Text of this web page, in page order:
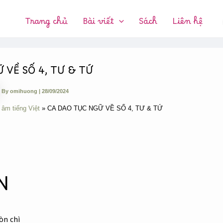
Trang chủ Bài viết Sách Liên hệ
VỀ SỐ 4, TƯ & TỨ
By omihuong | 28/09/2024
âm tiếng Việt CA DAO TỤC NGỮ VỀ SỐ 4, TƯ & TỨ
chì